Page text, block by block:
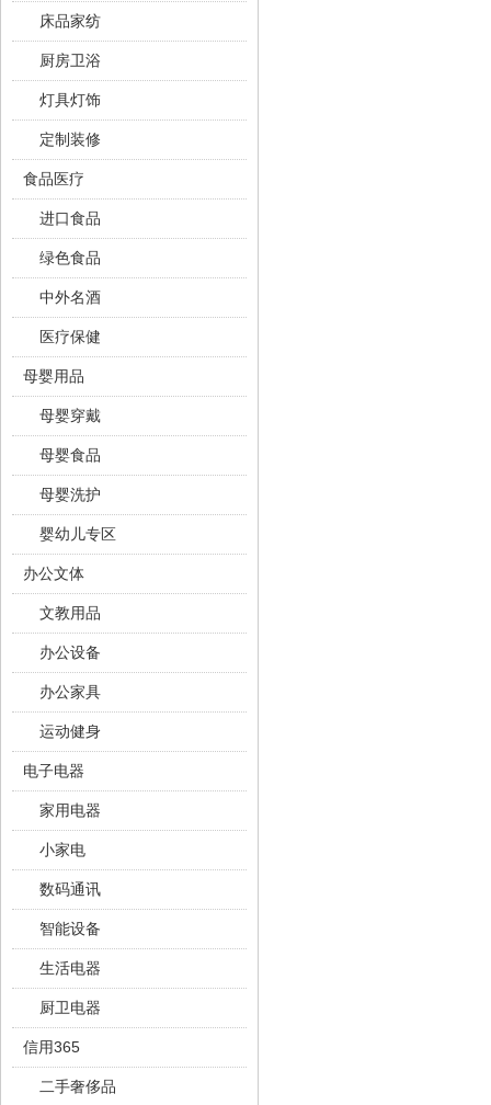
床品家纺
厨房卫浴
灯具灯饰
定制装修
食品医疗
进口食品
绿色食品
中外名酒
医疗保健
母婴用品
母婴穿戴
母婴食品
母婴洗护
婴幼儿专区
办公文体
文教用品
办公设备
办公家具
运动健身
电子电器
家用电器
小家电
数码通讯
智能设备
生活电器
厨卫电器
信用365
二手奢侈品